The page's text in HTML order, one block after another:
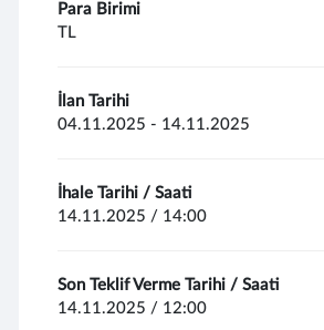
Para Birimi
TL
İlan Tarihi
04.11.2025 - 14.11.2025
İhale Tarihi / Saati
14.11.2025 / 14:00
Son Teklif Verme Tarihi / Saati
14.11.2025 / 12:00